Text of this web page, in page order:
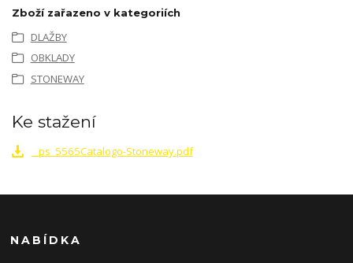
Zboží zařazeno v kategoriích
DLAŽBY
OBKLADY
STONEWAY
Ke stažení
_ps_5565Catalogo-Stoneway.pdf
NABÍDKA